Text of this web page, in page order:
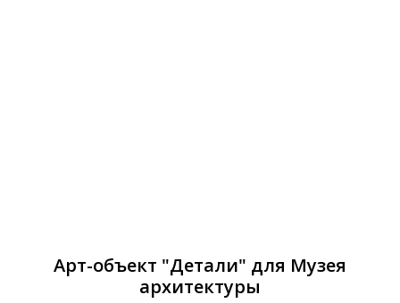
Арт-объект "Детали" для Музея
архитектуры